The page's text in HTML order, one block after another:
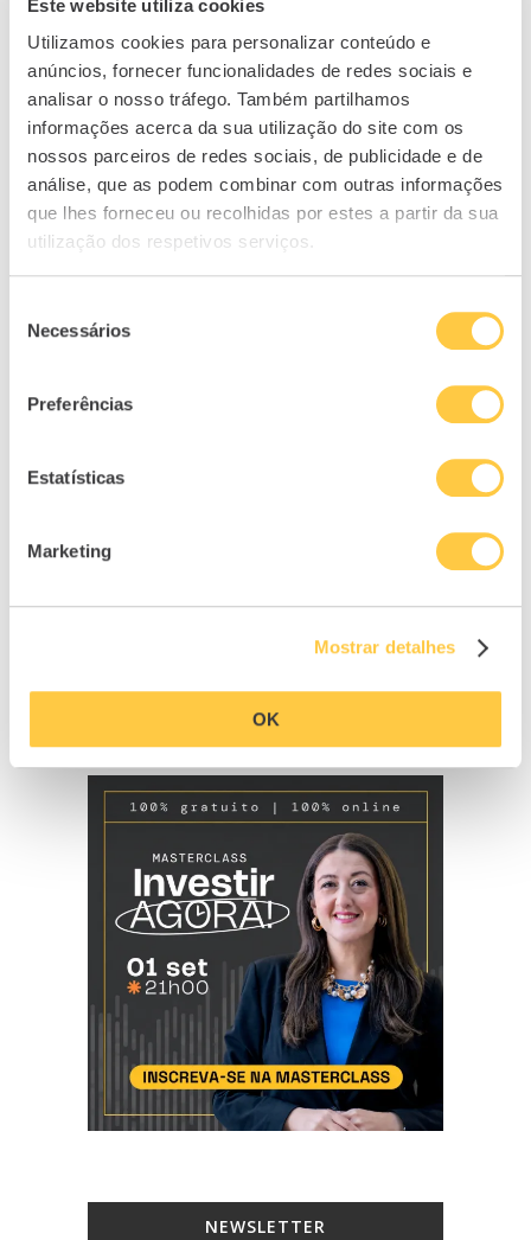
Este website utiliza cookies
Utilizamos cookies para personalizar conteúdo e
anúncios, fornecer funcionalidades de redes sociais e
analisar o nosso tráfego. Também partilhamos
informações acerca da sua utilização do site com os
nossos parceiros de redes sociais, de publicidade e de
análise, que as podem combinar com outras informações
que lhes forneceu ou recolhidas por estes a partir da sua
utilização dos respetivos serviços.
Necessários
Preferências
Estatísticas
Marketing
Mostrar detalhes
OK
Guia de crédito para construção: tudo
o que precisa saber
RELACIONADOS
Orçamento do Estado 2024: saiba o
NEWSLETTER